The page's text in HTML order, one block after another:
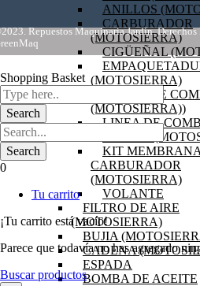
ANILLOS
CARBURADOR
(MOTOSIERRA)
CIGÜEÑAL
(MOTOSIERRA)
FILTRO DE
(MOTOSIERRA))
LINEA DE
BOBINA
KIT MEMBRANA
CARBURADOR
(MOTOSIERRA)
VOLANTE
FILTRO DE AIRE
(MOTOSIERRA)
BUJIA
CADENA
ESPADA
BOMBA DE ACEITE
Repuestos Maquinaria Jardín. Derechos
Shopping Basket
0
Tu carrito
¡Tu carrito está vacío!
Parece que todavía no has agregado
Buscar productos